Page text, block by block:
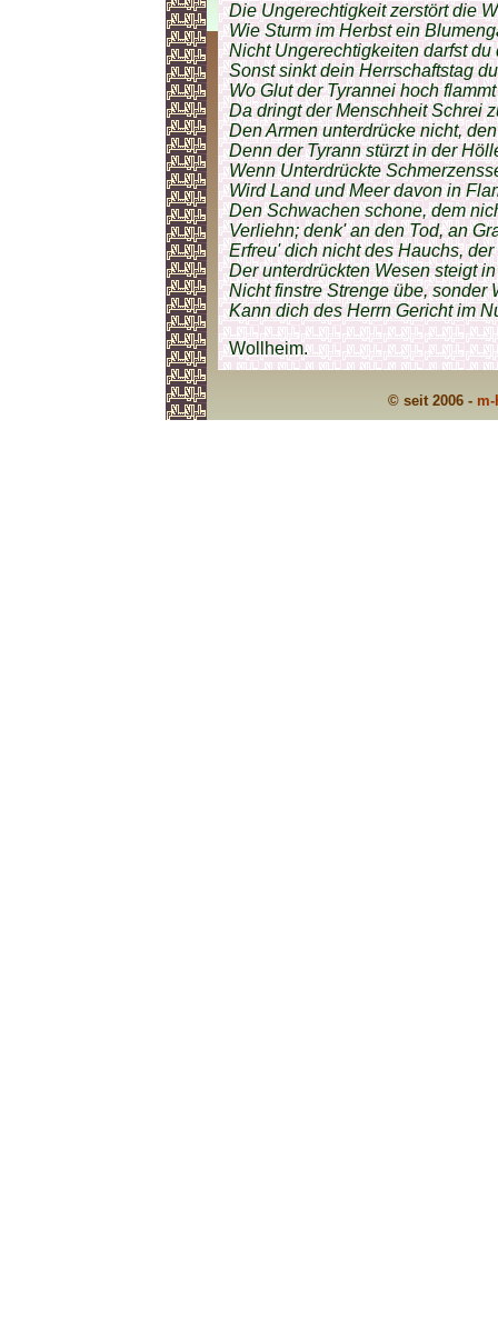
Die Ungerechtigkeit zerstört die
Wie Sturm im Herbst ein
Nicht Ungerechtigkeiten darfst du
Sonst sinkt dein Herrschaftstag
Wo Glut der Tyrannei hoch
Da dringt der Menschheit Schrei
Den Armen unterdrücke nicht,
Denn der Tyrann stürzt in der
Wenn Unterdrückte
Wird Land und Meer davon in
Den Schwachen schone, dem
Verliehn; denk' an den Tod, an
Erfreu' dich nicht des Hauchs,
Der unterdrückten Wesen steigt
Nicht finstre Strenge übe, sonder
Kann dich des Herrn Gericht im
Wollheim.
© seit 2006 -